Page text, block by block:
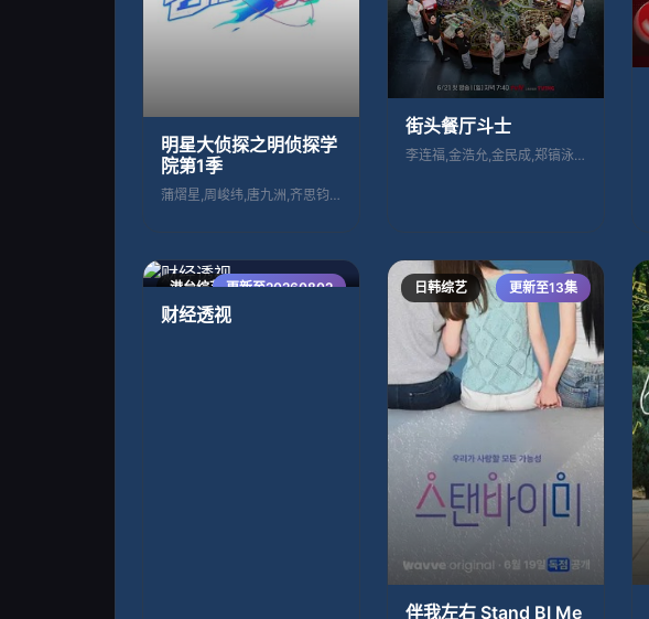
明星大侦探之明侦探学
院第1季
蒲熠星,周峻纬,唐九洲,齐思钧,石凯,郭
街头餐厅斗士
李连福,金浩允,金民成,郑镐泳,宋勋,洪
港台综艺 更新至20260802
财经透视
日韩综艺 更新至13集
伴我左右 Stand BI Me